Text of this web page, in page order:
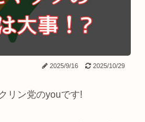
2025/9/16 2025/10/29
リン党のyouです!